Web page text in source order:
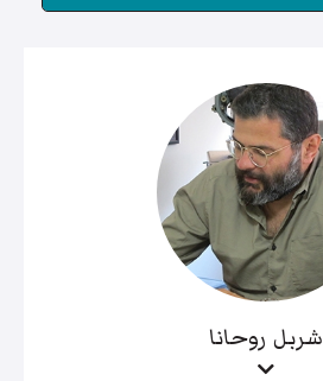
شربل روحانا